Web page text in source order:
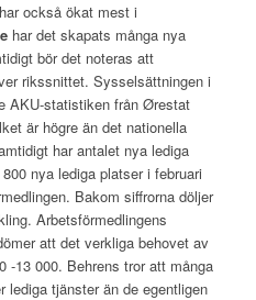
också ökat mest i
har det skapats många nya
bör det noteras att
rikssnittet. Sysselsättningen i
AKU-statistiken från Ørestat
är högre än det nationella
har antalet nya lediga
nya lediga platser i februari
Bakom siffrorna döljer
Arbetsförmedlingens
att det verkliga behovet av
-13 000. Behrens tror att många
tjänster än de egentligen